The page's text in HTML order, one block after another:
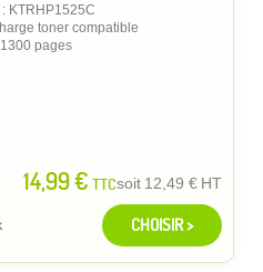
KTRHP1525C
toner compatible
pages
14,99 € TTCsoit 12,49 € HT
CHOISIR >